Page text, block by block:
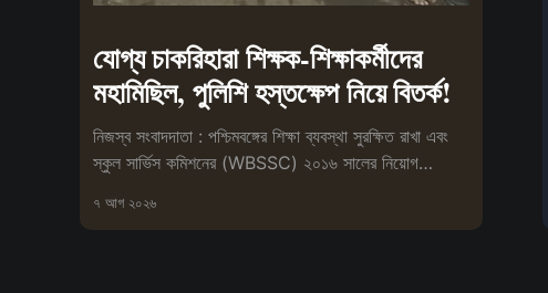
যোগ্য চাকরিহারা শিক্ষক-শিক্ষাকর্মীদের
মহামিছিল, পুলিশি হস্তক্ষেপ নিয়ে বিতর্ক!
নিজস্ব সংবাদদাতা : পশ্চিমবঙ্গের শিক্ষা ব্যবস্থা সুরক্ষিত রাখা এবং
স্কুল সার্ভিস কমিশনের (WBSSC) ২০১৬ সালের নিয়োগ
৭ আগ ২০২৬